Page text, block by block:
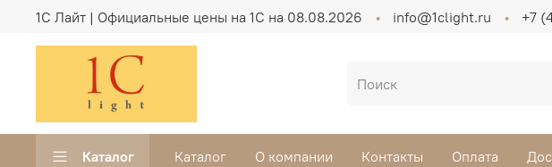
1C Лайт | Официальные цены на 1С на 08.08.2026 info@1clight.ru +7
Каталог Каталог О компании Контакты Оплата